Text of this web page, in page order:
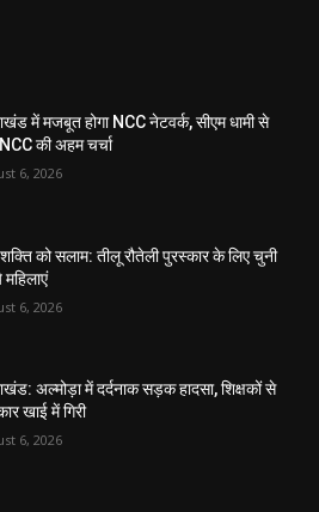
में मजबूत होगा NCC नेटवर्क, सीएम धामी से
की अहम चर्चा
6, 2026
शक्ति को सलाम: तीलू रौतेली पुरस्कार के लिए चुनी
6, 2026
अल्मोड़ा में दर्दनाक सड़क हादसा, शिक्षकों से
खाई में गिरी
6, 2026